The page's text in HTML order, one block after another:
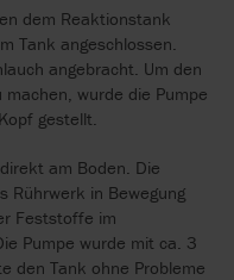
dem Reaktionstank
Tank angeschlossen.
angebracht. Um den
wurde die Pumpe
gestellt.
am Boden. Die
Rührwerk in Bewegung
Feststoffe im
Pumpe wurde mit ca. 3
den Tank ohne Probleme